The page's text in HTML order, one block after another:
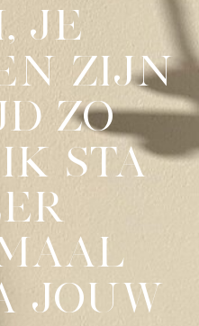
JE
ZIJN
ZO
STA
JOUW